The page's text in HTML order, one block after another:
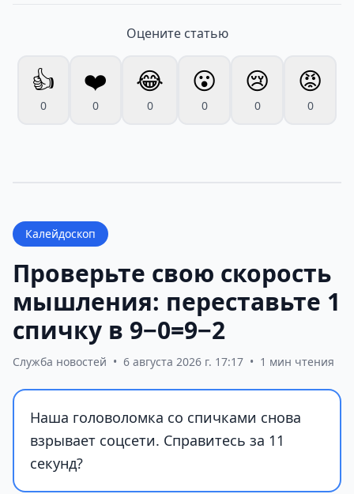
Оцените статью
👍
0
❤️
0
😂
0
😮
0
😢
0
😡
0
Калейдоскоп
Проверьте свою скорость
мышления: переставьте 1
спичку в 9−0=9−2
Служба новостей • 6 августа 2026 г. 17:17 • 1 мин чтения
Наша головоломка со спичками снова
взрывает соцсети. Справитесь за 11
секунд?